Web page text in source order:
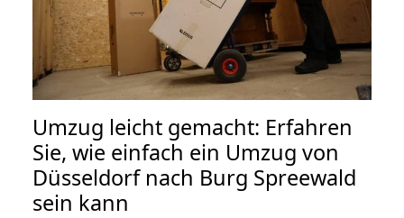
Umzug leicht gemacht: Erfahren
Sie, wie einfach ein Umzug von
Düsseldorf nach Burg Spreewald
sein kann